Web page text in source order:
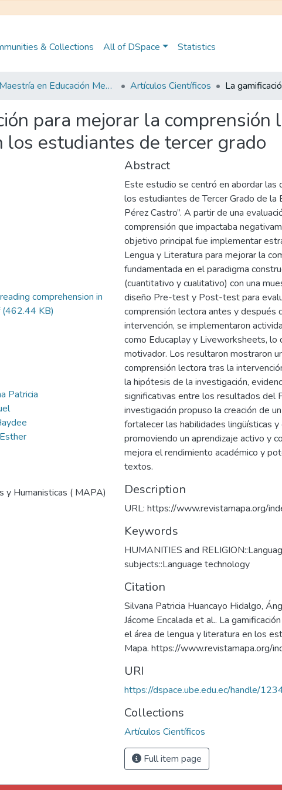
& Collections All of DSpace Statistics
Maestría en Educación Mención en Pedagogía en Entornos Digitales Artículos Científicos
para mejorar la
los estudiantes de tercer grado
comprehension in
(462.44 KB)
Patricia
y Humanisticas ( MAPA)
Abstract
Este estudio se centró en abordar
los estudiantes de Tercer Grado de la
Pérez Castro”. A partir de una
comprensión que impactaba
objetivo principal fue implementar
Lengua y Literatura para mejorar la
fundamentada en el paradigma
(cuantitativo y cualitativo) con una
diseño Pre-test y Post-test para
comprensión lectora antes y después
intervención, se implementaron
como Educaplay y Liveworksheets,
motivador. Los resultaron mostraron
comprensión lectora tras la
la hipótesis de la investigación,
significativas entre los resultados
investigación propuso la creación de
fortalecer las habilidades lingüísticas
promoviendo un aprendizaje activo y
mejora el rendimiento académico y
textos.
Description
URL: https://www.revistamapa.org/
Keywords
HUMANITIES and
subjects::Language technology
Citation
Silvana Patricia Huancayo Hidalgo,
Jácome Encalada et al.. La
el área de lengua y literatura en los
Mapa. https://www.revistamapa.org/
URI
https://dspace.ube.edu.ec/handle/
Collections
Artículos Científicos
Full item page